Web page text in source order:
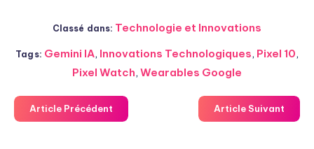
Classé dans: Technologie et Innovations
Tags: Gemini IA, Innovations Technologiques, Pixel 10,
Pixel Watch, Wearables Google
Article Précédent Article Suivant